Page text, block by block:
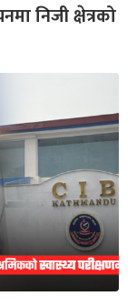
निजी क्षेत्रको